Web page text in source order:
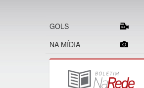
GOLS
NA MÍDIA